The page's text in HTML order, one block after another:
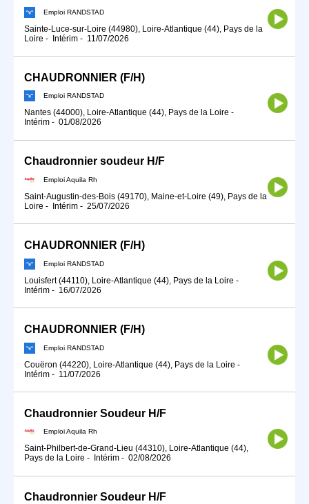
Emploi RANDSTAD
Sainte-Luce-sur-Loire (44980), Loire-Atlantique (44), Pays de la
Loire - Intérim - 11/07/2026
CHAUDRONNIER (F/H)
Emploi RANDSTAD
Nantes (44000), Loire-Atlantique (44), Pays de la Loire -
Intérim - 01/08/2026
Chaudronnier soudeur H/F
Emploi Aquila Rh
Saint-Augustin-des-Bois (49170), Maine-et-Loire (49), Pays de la
Loire - Intérim - 25/07/2026
CHAUDRONNIER (F/H)
Emploi RANDSTAD
Louisfert (44110), Loire-Atlantique (44), Pays de la Loire -
Intérim - 16/07/2026
CHAUDRONNIER (F/H)
Emploi RANDSTAD
Couëron (44220), Loire-Atlantique (44), Pays de la Loire -
Intérim - 11/07/2026
Chaudronnier Soudeur H/F
Emploi Aquila Rh
Saint-Philbert-de-Grand-Lieu (44310), Loire-Atlantique (44),
Pays de la Loire - Intérim - 02/08/2026
Chaudronnier Soudeur H/F